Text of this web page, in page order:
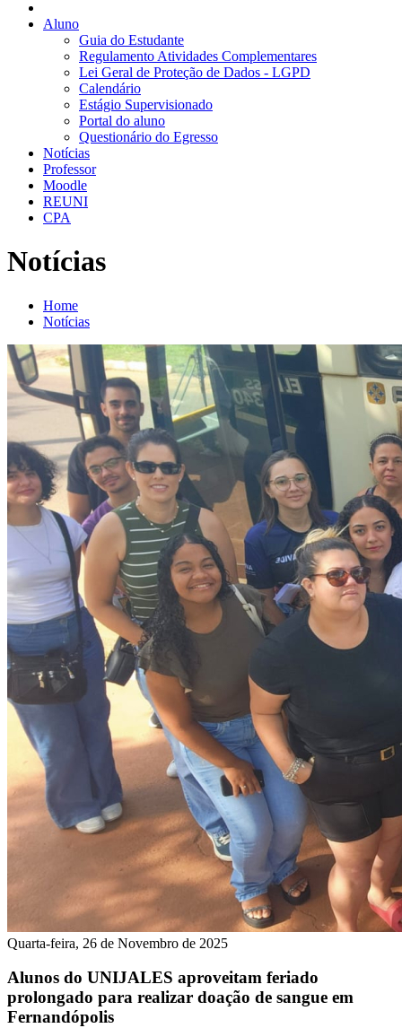
Aluno
Guia do Estudante
Regulamento Atividades Complementares
Lei Geral de Proteção de Dados - LGPD
Calendário
Estágio Supervisionado
Portal do aluno
Questionário do Egresso
Notícias
Professor
Moodle
REUNI
CPA
Notícias
Home
Notícias
Quarta-feira, 26 de Novembro de 2025
Alunos do UNIJALES aproveitam feriado
prolongado para realizar doação de sangue em
Fernandópolis